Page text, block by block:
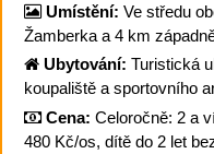
Umístění: Ve středu
Žamberka a 4 km
Ubytování: Turistická
koupaliště a sportovního
Cena: Celoročně: 2 a
480 Kč/os, dítě do 2 let